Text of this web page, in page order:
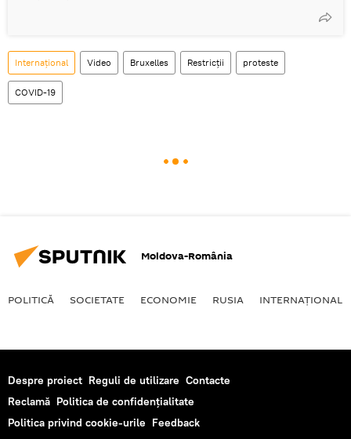
Internaţional Video Bruxelles Restricții proteste
COVID-19
Moldova-România
POLITICĂ SOCIETATE ECONOMIE RUSIA INTERNAŢIONAL
Despre proiect Reguli de utilizare Contacte
Reclamă Politica de confidențialitate
Politica privind cookie-urile Feedback